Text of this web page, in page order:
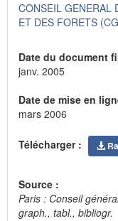
CONSEIL GENERAL
ET DES FORETS
Date du document
janv. 2005
Date de mise en
mars 2006
Télécharger :
Source :
Paris : Conseil
graph., tabl., bibliogr.